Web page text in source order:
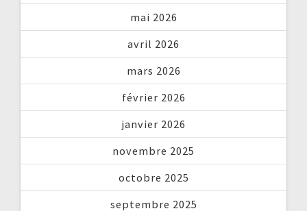
mai 2026
avril 2026
mars 2026
février 2026
janvier 2026
novembre 2025
octobre 2025
septembre 2025